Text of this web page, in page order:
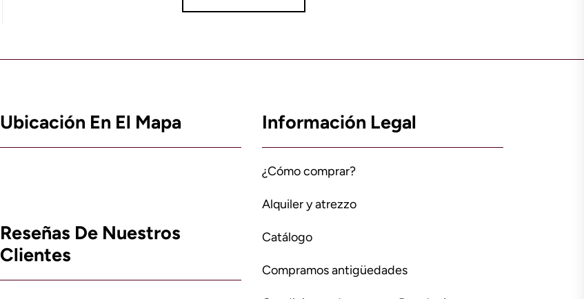
Ubicación En El Mapa
Reseñas De Nuestros
Clientes
Información Legal
¿Cómo comprar?
Alquiler y atrezzo
Catálogo
Compramos antigüedades